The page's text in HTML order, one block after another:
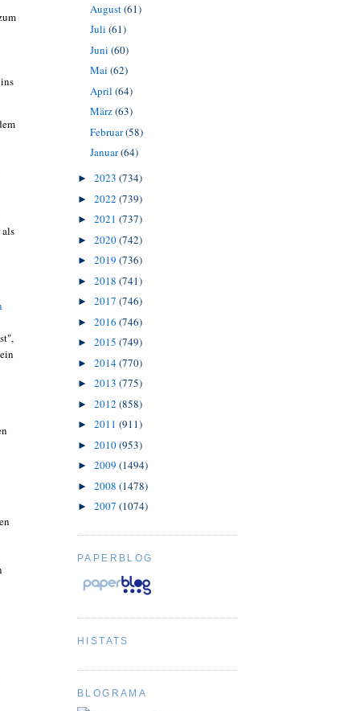
August(61)
Juli (61)
Juni (60)
Mai (62)
April (64)
März(63)
Februar(58)
Januar(64)
► 2023 (734)
► 2022 (739)
► 2021 (737)
► 2020(742)
► 2019 (736)
► 2018 (741)
► 2017 (746)
► 2016 (746)
► 2015 (749)
► 2014(770)
► 2013 (775)
► 2012 (858)
► 2011 (911)
► 2010(953)
► 2009 (1494)
► 2008 (1478)
► 2007 (1074)
PAPERBLOG
HISTATS
BLOGRAMA